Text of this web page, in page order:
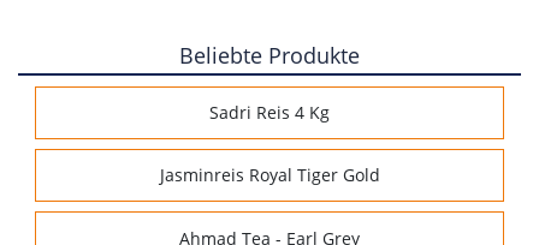
Beliebte Produkte
Sadri Reis 4 Kg
Jasminreis Royal Tiger Gold
Ahmad Tea - Earl Grey